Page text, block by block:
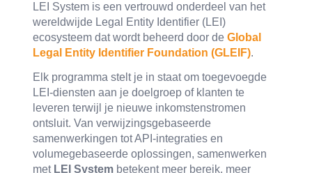
LEI System is een vertrouwd onderdeel van het
wereldwijde Legal Entity Identifier (LEI)
ecosysteem dat wordt beheerd door deGlobal
Legal Entity Identifier Foundation (GLEIF).
Elk programma stelt je in staat om toegevoegde
LEI-diensten aan je doelgroep of klanten te
leveren terwijl je nieuwe inkomstenstromen
ontsluit. Van verwijzingsgebaseerde
samenwerkingen tot API-integraties en
volumegebaseerde oplossingen, samenwerken
met LEI System betekent meer bereik, meer